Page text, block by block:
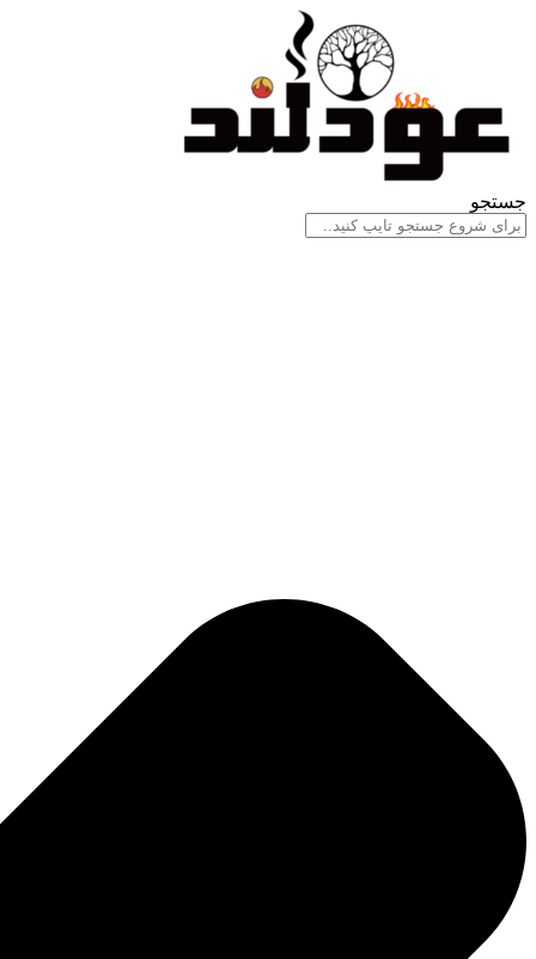
جستجو